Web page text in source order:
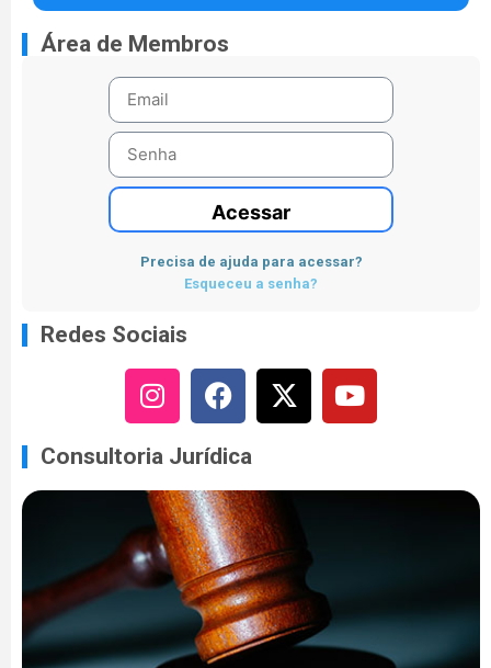
Área de Membros
Acessar
Precisa de ajuda para acessar?
Esqueceu a senha?
Redes Sociais
Consultoria Jurídica